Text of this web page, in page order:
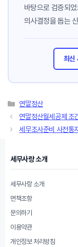
바탕으로 검증되
의사결정을 돕는
최신
카
테
고
리
연말정산
연말정산월세공제 조
세무조사준비 사전통
세무사랑 소개
세무사랑 소개
면책조항
문의하기
이용약관
개인정보 처리방침